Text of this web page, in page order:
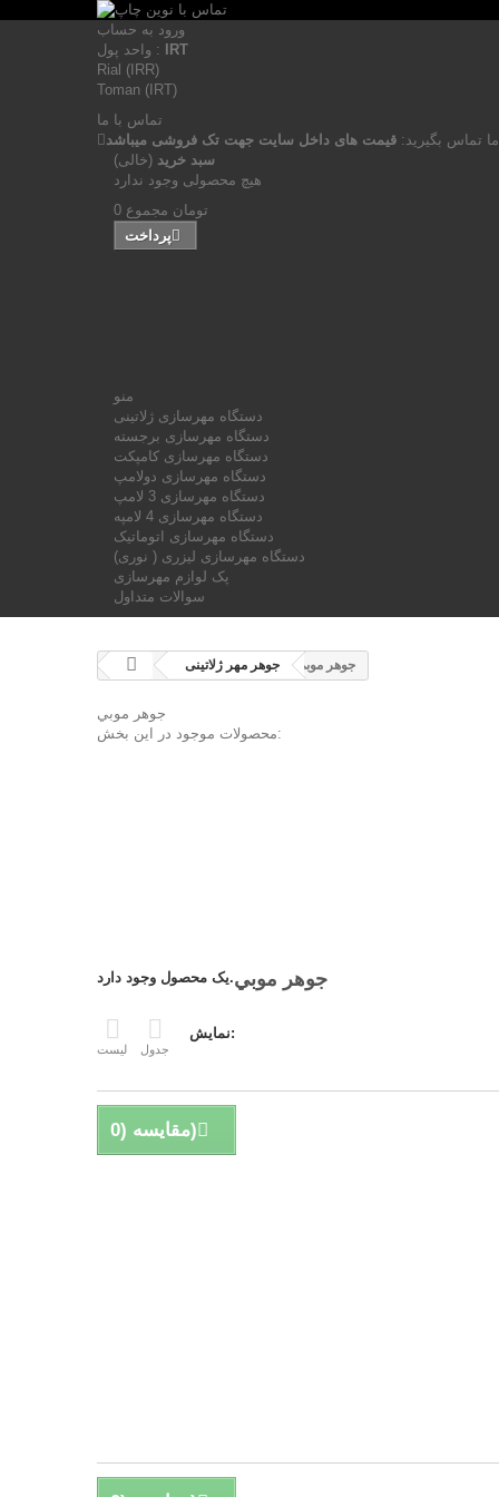
ورود به حساب
واحد پول :
IRT
Rial (IRR)
Toman (IRT)
تماس با ما
تماس بگیرید: قیمت های داخل سایت جهت تک فروشی میباشد
سبد خرید (خالی)
هیچ محصولی وجود ندارد
0 تومان مجموع
پرداخت
منو
دستگاه مهرسازی ژلاتینی
دستگاه مهرسازی برجسته
دستگاه مهرسازی کامپکت
دستگاه مهرسازی دولامپ
دستگاه مهرسازی 3 لامپ
دستگاه مهرسازی 4 لامپه
دستگاه مهرسازی اتوماتیک
دستگاه مهرسازی لیزری ( نوری)
پک لوازم مهرسازی
سوالات متداول
جوهر مهر ژلاتینی جوهر موبي
جوهر موبي
محصولات موجود در اين بخش:
یک محصول وجود دارد.
نمایش:
جدول لیست
مقایسه (0 )